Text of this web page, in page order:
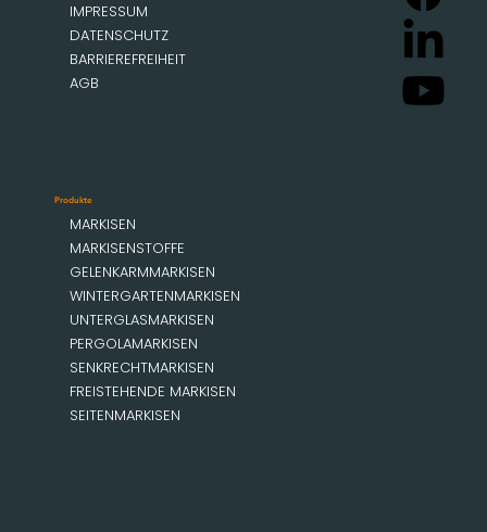
Produkte
MARKISEN
MARKISENSTOFFE
GELENKARMMARKISEN
WINTERGARTENMARKISEN
UNTERGLASMARKISEN
PERGOLAMARKISEN
SENKRECHTMARKISEN
FREISTEHENDE MARKISEN
SEITENMARKISEN
IMPRESSUM
DATENSCHUTZ
BARRIEREFREIHEIT
AGB